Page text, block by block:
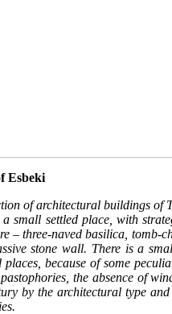
Esbeki
of architectural buildings
settled place, with
three-naved basilica, tomb-
stone wall. There is a
because of some
the absence of
by the architectural type